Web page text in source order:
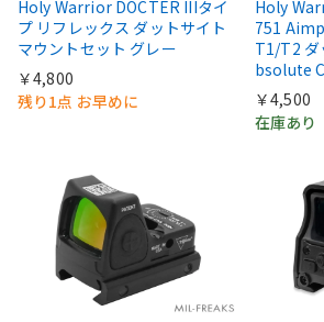
Holy Warrior DOCTER IIIタイ
プ リフレックス ダットサイト
マウントセット グレー
￥4,800
残り1点 お早めに
Holy
751
T1/T2 ダ
bsolute
￥4,500
在庫あり